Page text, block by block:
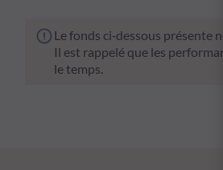
Le fonds ci‑dessous présente
Il est rappelé que les
le temps.